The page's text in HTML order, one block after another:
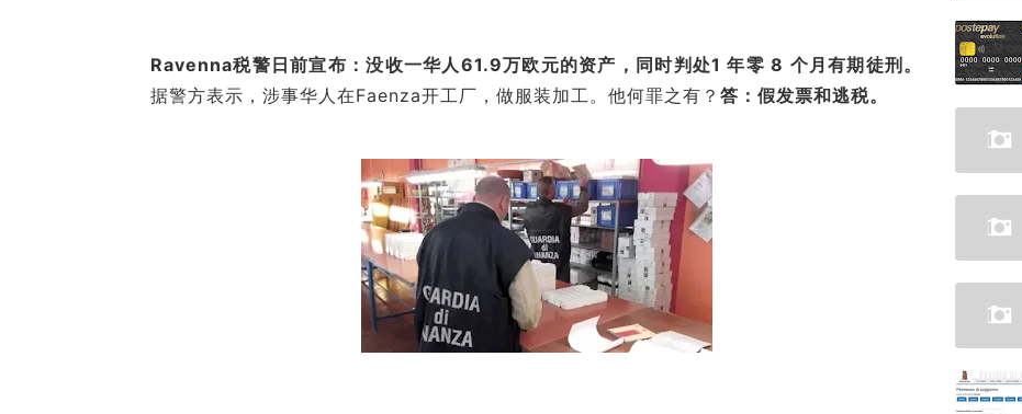
Ravenna税警日前宣布：没收一华人61.9万欧元的资产，同时判处1 年零 8 个月有期徒刑。
据警方表示，涉事华人在Faenza开工厂，做服装加工。他何罪之有？ 答：假发票和逃税。